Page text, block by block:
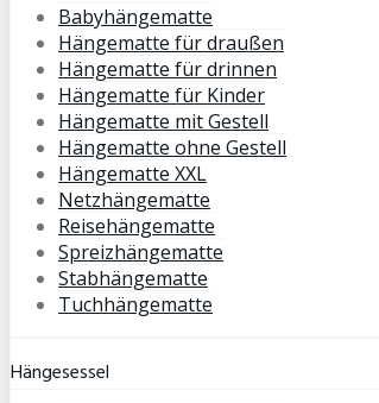
Babyhängematte
Hängematte für draußen
Hängematte für drinnen
Hängematte für Kinder
Hängematte mit Gestell
Hängematte ohne Gestell
Hängematte XXL
Netzhängematte
Reisehängematte
Spreizhängematte
Stabhängematte
Tuchhängematte
Hängesessel